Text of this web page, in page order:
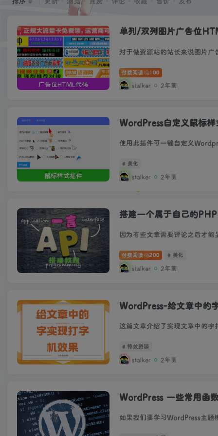
广告位HTML代码
单列/双列图片广告位
对于做资源站的站长来说图片
付费阅读 100
stalker 2年前
鼠标样式插件
WordPress自定义鼠标
# 美化
stalker 2年前
搭建一个属于自己的
付费阅读 200 # 美化
stalker 2年前
WordPress-给文章中的
# 特效资源
stalker 2年前
WordPress 一些常用函